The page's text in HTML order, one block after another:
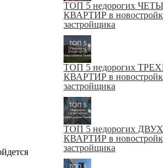
ТОП 5 недорогих
КВАРТИР в
застройщика
ТОП 5 недорогих
КВАРТИР в
застройщика
ТОП 5 недорогих
КВАРТИР в
застройщика